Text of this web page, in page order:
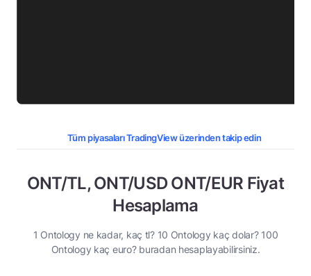
Tüm piyasaları TradingView üzerinden takip edin
ONT/TL, ONT/USD ONT/EUR Fiyat
Hesaplama
1 Ontology ne kadar, kaç tl? 10 Ontology kaç dolar? 100
Ontology kaç euro? buradan hesaplayabilirsiniz.